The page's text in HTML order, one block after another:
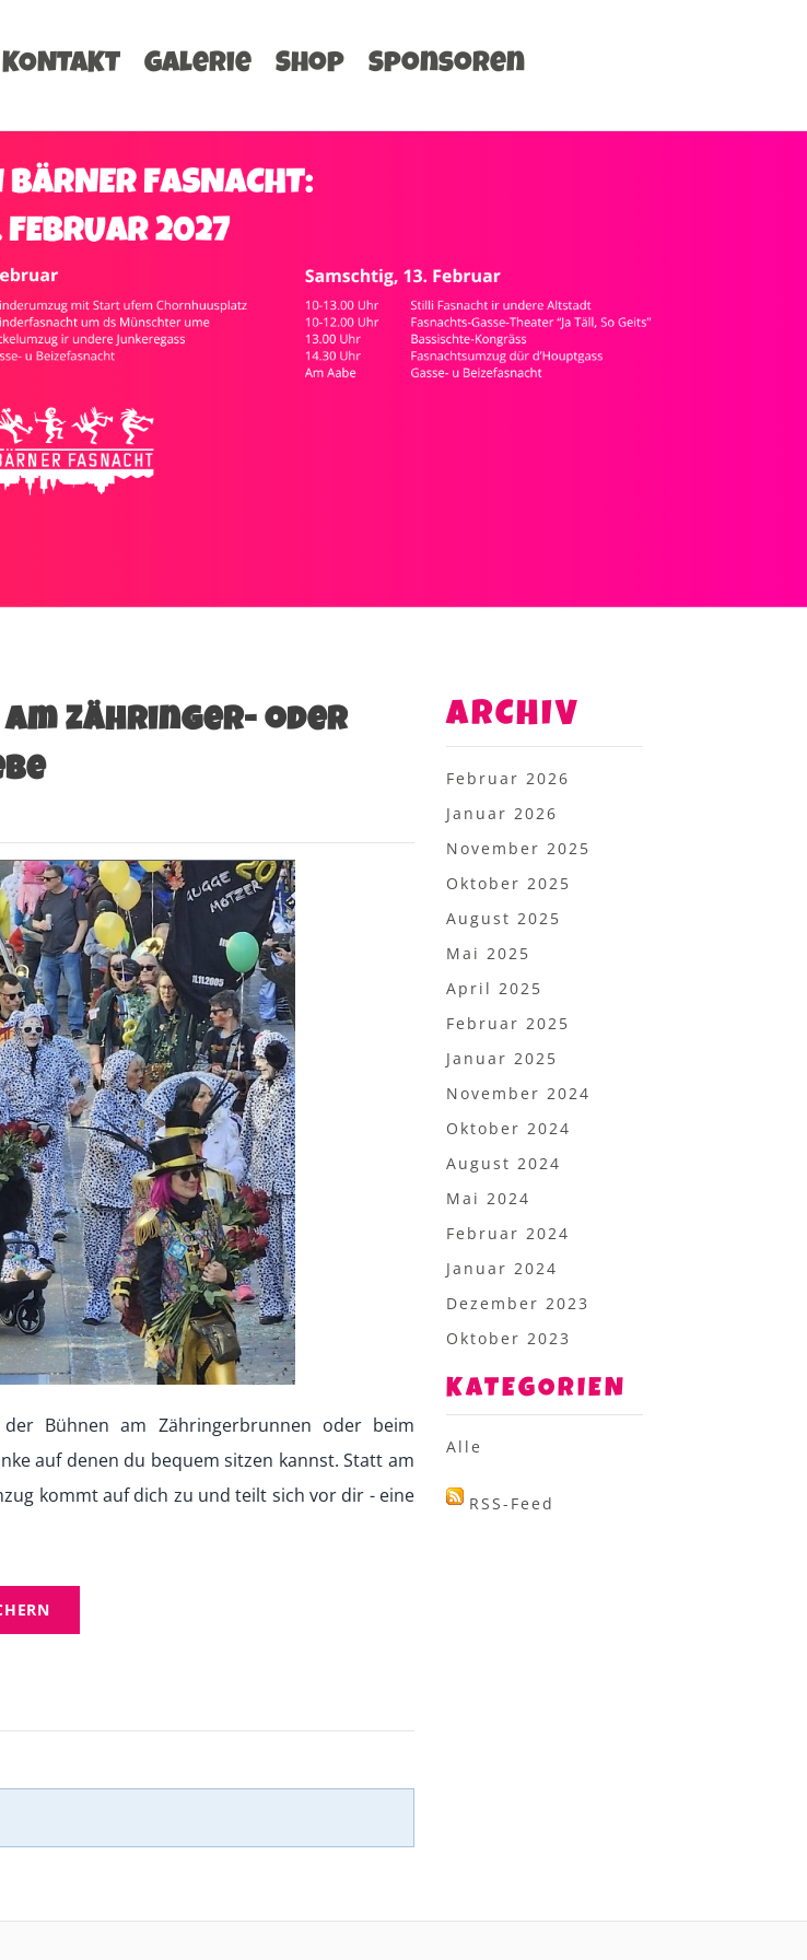
KONTAKT Galerie Shop Sponsoren
am Zähringer- oder
Bühnen am Zähringerbrunnen oder beim
auf denen du bequem sitzen kannst. Statt am
kommt auf dich zu und teilt sich vor dir - eine
ARCHIV
Februar 2026
Januar 2026
November 2025
Oktober 2025
August 2025
Mai 2025
April 2025
Februar 2025
Januar 2025
November 2024
Oktober 2024
August 2024
Mai 2024
Februar 2024
Januar 2024
Dezember 2023
Oktober 2023
KATEGORIEN
Alle
RSS-Feed